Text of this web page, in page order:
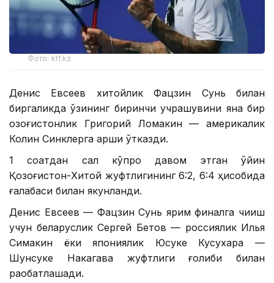
Фото: ktf.kz
Денис Евсеев хитойлик Фацзин Сунь билан
биргаликда ўзининг биринчи учрашувини яна бир
қозоғистонлик Григорий Ломакин — америкалик
Колин Синклерга қарши ўтказди.
1 соатдан сал кўпроқ давом этган ўйин
Қозоғистон-Хитой жуфтлигининг 6:2, 6:4 ҳисобида
ғалабаси билан якунланди.
Денис Евсеев — Фацзин Сунь ярим финалга чиқиш
учун беларуслик Сергей Бетов — россиялик Илья
Симакин ёки япониялик Юсуке Кусухара —
Шунсуке Накагава жуфтлиги ғолиби билан
рақобатлашади.